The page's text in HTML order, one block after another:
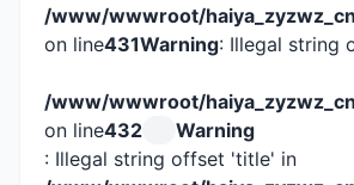
/www/wwwroot/
on line431Warning: Illegal string
/www/wwwroot/
on line432
Warning
: Illegal string offset 'title' in